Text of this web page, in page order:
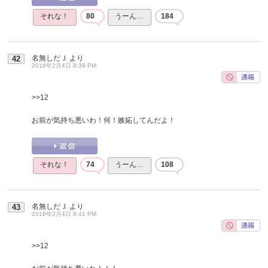
それな！ 80 うーん… 184
42 名無しだＪ より
2016年2月4日 8:39 PM
>>12
お前が気持ち悪いわ！何！嫉妬してんだよ！
それな！ 74 うーん… 108
43 名無しだＪ より
2016年2月4日 8:41 PM
>>12